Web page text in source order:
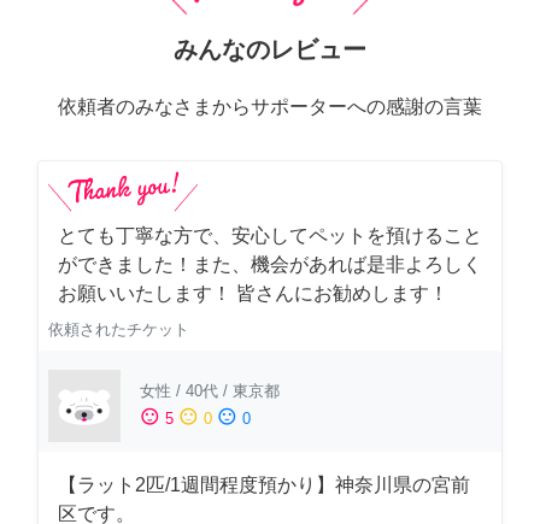
みんなのレビュー
依頼者のみなさまからサポーターへの感謝の言葉
とても丁寧な方で、安心してペットを預けること
ができました！また、機会があれば是非よろしく
お願いいたします！ 皆さんにお勧めします！
依頼されたチケット
女性 / 40代 / 東京都
sentiment_satisfied 5 sentiment_neutral 0 sentiment_dissatisfied 0
【ラット2匹/1週間程度預かり】神奈川県の宮前
区です。